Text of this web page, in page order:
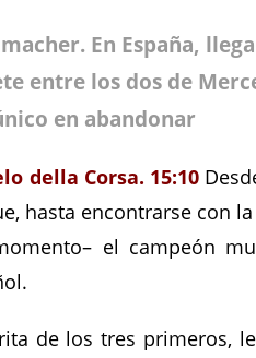
En España,
entre los dos de
en abandonar
della Corsa. 15:10
hasta encontrarse con
el campeón
de los tres primeros,